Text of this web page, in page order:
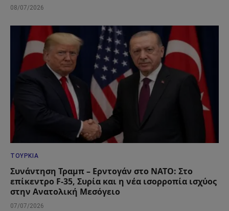
08/07/2026
ΤΟΥΡΚΊΑ
Συνάντηση Τραμπ – Ερντογάν στο ΝΑΤΟ: Στο
επίκεντρο F-35, Συρία και η νέα ισορροπία ισχύος
στην Ανατολική Μεσόγειο
07/07/2026